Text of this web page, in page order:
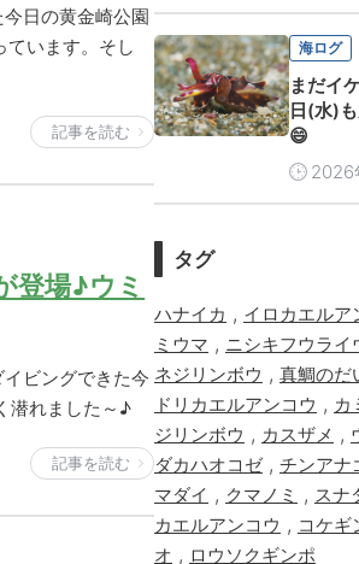
日の黄金崎公園
います。そし
記事を読む
登場♪ウミ
ビングできた今
潜れました～♪
記事を読む
海ログ
まだイ
日(水)
😄
2026
タグ
ハナイカ , イロカエルア
ミウマ , ニシキフウライ
ネジリンボウ , 真鯛のだ
ドリカエルアンコウ , カ
ジリンボウ , カスザメ ,
ダカハオコゼ, チンアナ
マダイ , クマノミ , スナ
カエルアンコウ , コケギ
オ , ロウソクギンポ